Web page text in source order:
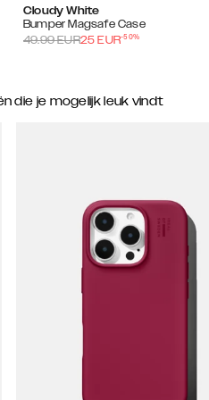
Cloudy White
Bumper Magsafe Case
49.99EUR25 EUR-50%
die je mogelijk leuk vindt